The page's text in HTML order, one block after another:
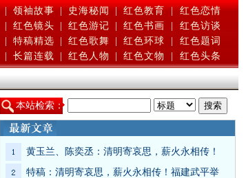
| 领袖故事 | 史海秘闻 | 红色教育 |
红色恋情
红色镜头 红色游记 红色书画
红色访谈
特稿精选 红色歌舞 红色环球
红色题词
长篇连载 红色人物 红色文物 红色头条
本站检索：
黄玉兰、陈奕丞：清明寄哀思，薪火永相传！
特稿：清明寄哀思，薪火永相传！福建武平举